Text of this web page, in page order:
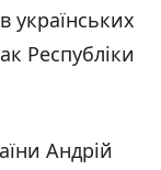
українських
Республіки
Андрій